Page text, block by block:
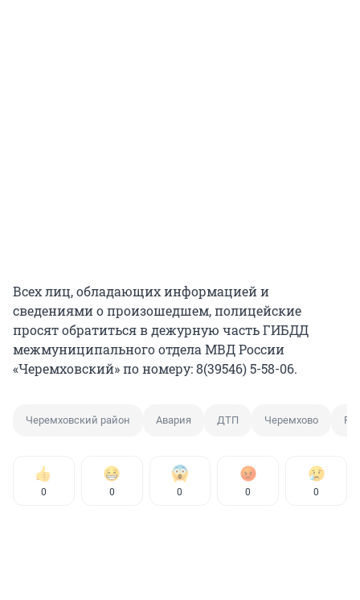
Всех лиц, обладающих информацией и
сведениями о произошедшем, полицейские
просят обратиться в дежурную часть ГИБДД
межмуниципального отдела МВД России
«Черемховский» по номеру: 8(39546) 5-58-06.
Черемховский район Авария ДТП Черемхово
0 0 0 0 0